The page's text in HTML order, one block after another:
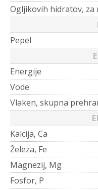
Ogljikovih hidratov, za
Pepel
Energije
Vode
Vlaken, skupna
Kalcija, Ca
Železa, Fe
Magnezij, Mg
Fosfor, P